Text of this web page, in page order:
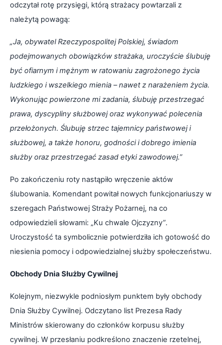
odczytał rotę przysięgi, którą strażacy powtarzali z
należytą powagą:
„Ja, obywatel Rzeczypospolitej Polskiej, świadom
podejmowanych obowiązków strażaka, uroczyście ślubuję
być ofiarnym i mężnym w ratowaniu zagrożonego życia
ludzkiego i wszelkiego mienia – nawet z narażeniem życia.
Wykonując powierzone mi zadania, ślubuję przestrzegać
prawa, dyscypliny służbowej oraz wykonywać polecenia
przełożonych. Ślubuję strzec tajemnicy państwowej i
służbowej, a także honoru, godności i dobrego imienia
służby oraz przestrzegać zasad etyki zawodowej.”
Po zakończeniu roty nastąpiło wręczenie aktów
ślubowania. Komendant powitał nowych funkcjonariuszy w
szeregach Państwowej Straży Pożarnej, na co
odpowiedzieli słowami: „Ku chwale Ojczyzny”.
Uroczystość ta symbolicznie potwierdziła ich gotowość do
niesienia pomocy i odpowiedzialnej służby społeczeństwu.
Obchody Dnia Służby Cywilnej
Kolejnym, niezwykle podniosłym punktem były obchody
Dnia Służby Cywilnej. Odczytano list Prezesa Rady
Ministrów skierowany do członków korpusu służby
cywilnej. W przesłaniu podkreślono znaczenie rzetelnej,